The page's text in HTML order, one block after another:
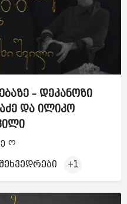
– დეკანოზი
და ილიკო
ო
+1